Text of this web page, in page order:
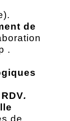
de
.
.
de